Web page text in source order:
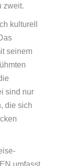
zweit.
kulturell
seinem
sind nur
die sich